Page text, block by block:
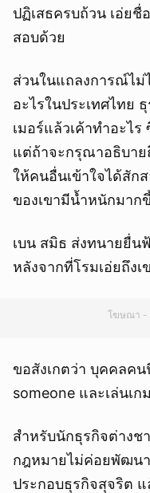
ปฏิเสธครบถ้วน เอ่ยชื่
สอบด้วย
ส่วนในแถลงการณ์ไม่
อะไรในประเทศไทย
เมอร์แล้วเค้าทำอะไ
แต่ถ้าจะกรุณาอธิบาย
ให้คนอื่นเข้าใจได้สัก
ของเขามีน้ำหนักมาก
เบน สมิธ ส่งทนายยื่น
หลังจากที่โรมเอ่ยถึงเ
โฆษณา -
ขอสังเกตว่า บุคคลคน
someone และเล่นเก
สำหรับนักธุรกิจต่างช
กฎหมายไม่ค่อยพัฒน
ประกอบธุรกิจสุจริต